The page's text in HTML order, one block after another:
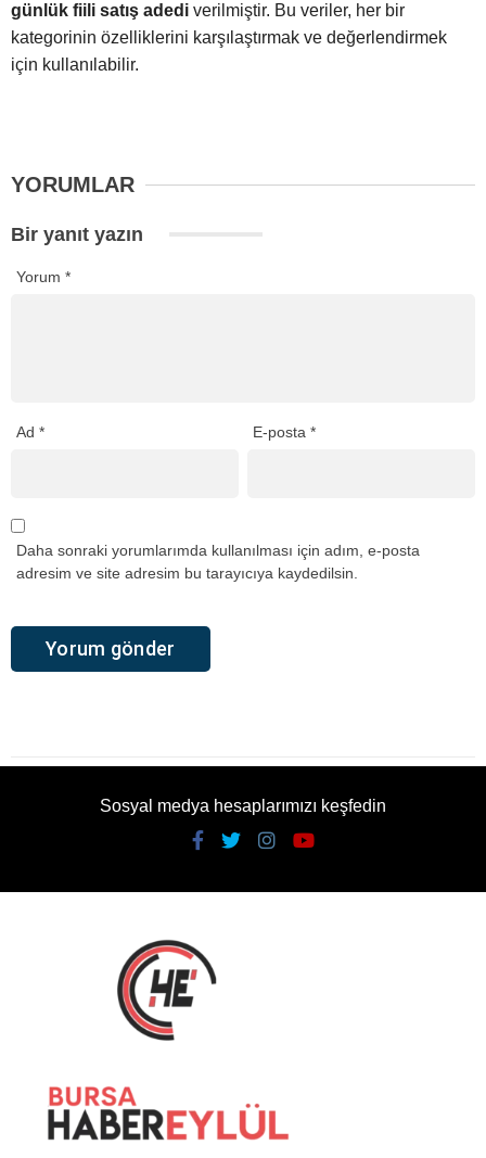
günlük fiili satış adedi verilmiştir. Bu veriler, her bir
kategorinin özelliklerini karşılaştırmak ve değerlendirmek
için kullanılabilir.
YORUMLAR
Bir yanıt yazın
Yorum *
Ad * E-posta*
Daha sonraki yorumlarımda kullanılması için adım, e-posta
adresim ve site adresim bu tarayıcıya kaydedilsin.
Sosyal medya hesaplarımızı keşfedin